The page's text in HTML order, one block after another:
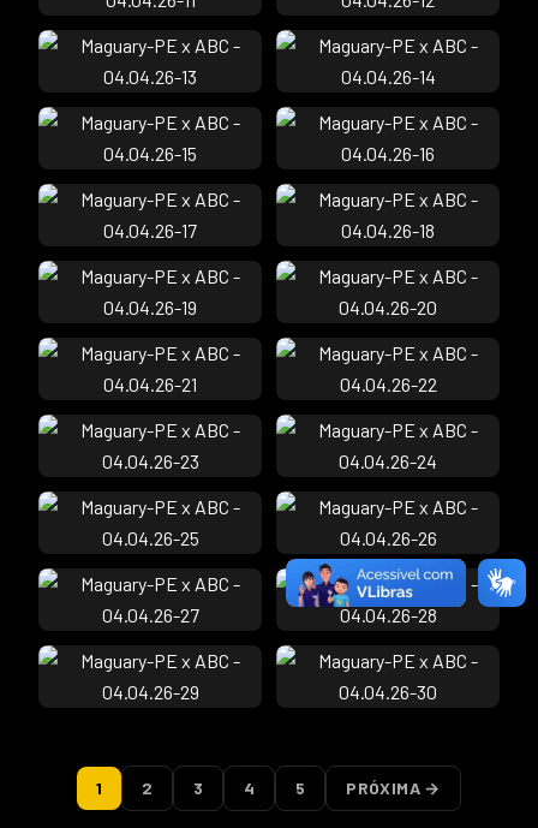
1 2 3 4 5 PRÓXIMA →